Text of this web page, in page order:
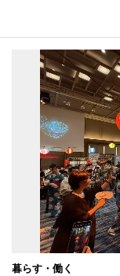
暮らす・働く